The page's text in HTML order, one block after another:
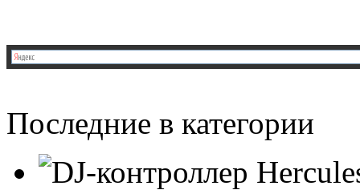
Последние в категории